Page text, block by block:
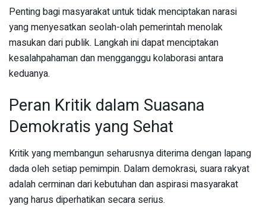
Penting bagi masyarakat untuk tidak menciptakan narasi
yang menyesatkan seolah-olah pemerintah menolak
masukan dari publik. Langkah ini dapat menciptakan
kesalahpahaman dan mengganggu kolaborasi antara
keduanya.
Peran Kritik dalam Suasana
Demokratis yang Sehat
Kritik yang membangun seharusnya diterima dengan lapang
dada oleh setiap pemimpin. Dalam demokrasi, suara rakyat
adalah cerminan dari kebutuhan dan aspirasi masyarakat
yang harus diperhatikan secara serius.